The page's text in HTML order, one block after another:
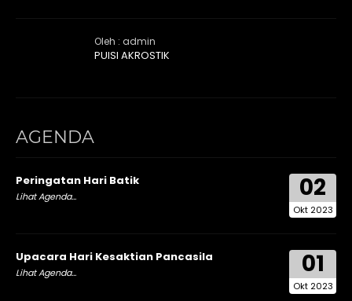
Oleh : admin
PUISI AKROSTIK
AGENDA
02
Okt 2023
Peringatan Hari Batik
Lihat Agenda...
01
Okt 2023
Upacara Hari Kesaktian Pancasila
Lihat Agenda...